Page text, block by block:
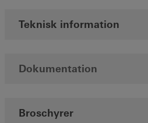
Teknisk information
Dokumentation
Broschyrer